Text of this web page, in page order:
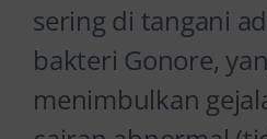
sering di tangani
bakteri Gonore,
menimbulkan